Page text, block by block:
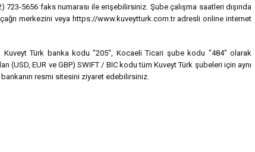
723-5656 faks numarası ile erişebilirsiniz. Şube çalışma saatleri dışında
merkezini veya https://www.kuveytturk.com.tr adresli online internet
Türk banka kodu "205", Kocaeli Ticari şube kodu "484" olarak
(USD, EUR ve GBP) SWIFT / BIC kodu tüm Kuveyt Türk şubeleri için aynı
resmi sitesini ziyaret edebilirsiniz.